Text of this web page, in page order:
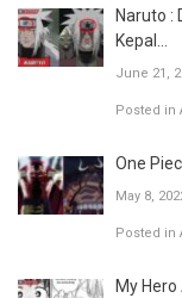
Naruto :
Kepal...
June 21,
Posted in
One
May 8,
Posted in
My